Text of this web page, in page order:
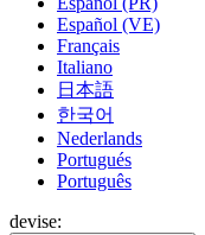
Español (VE)
Français
Italiano
日本語
한국어
Nederlands
Portugués
Português
devise: